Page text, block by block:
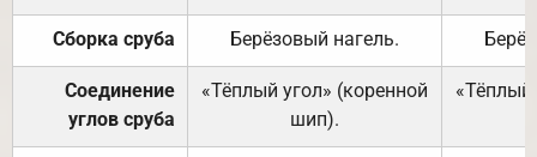
Сборка сруба Берёзовый нагель.
Соединение
углов сруба
«Тёплый угол» (коренной
шип).
«Тёплый